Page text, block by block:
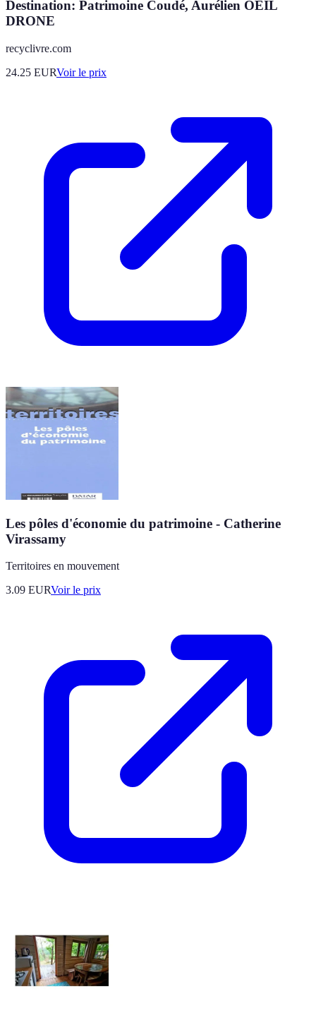
Destination: Patrimoine Coudé, Aurélien OEIL
DRONE
recyclivre.com
24.25 EURVoir le prix
Les pôles d'économie du patrimoine - Catherine
Virassamy
Territoires en mouvement
3.09 EURVoir le prix